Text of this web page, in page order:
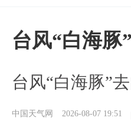
台风“白海豚
台风“白海豚”
中国天气网 2026-08-07 19:51